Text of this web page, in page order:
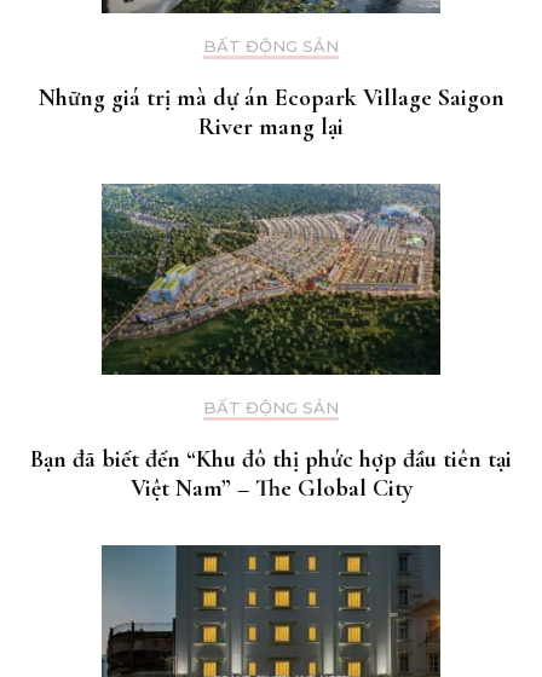
BẤT ĐỘNG SẢN
Những giá trị mà dự án Ecopark Village Saigon
River mang lại
BẤT ĐỘNG SẢN
Bạn đã biết đến “Khu đô thị phức hợp đầu tiên tại
Việt Nam” – The Global City